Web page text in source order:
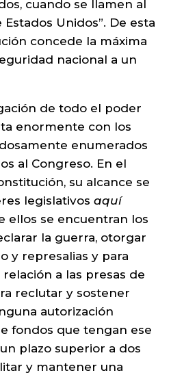
cuando se llamen al
Unidos”. De esta
concede la máxima
nacional a un
de todo el poder
enormente con los
enumerados
al Congreso. En el
su alcance se
legislativos aquí
ellos se encuentran los
la guerra, otorgar
y represalias y para
a las presas de
reclutar y sostener
autorización
fondos que tengan ese
plazo superior a dos
y mantener una